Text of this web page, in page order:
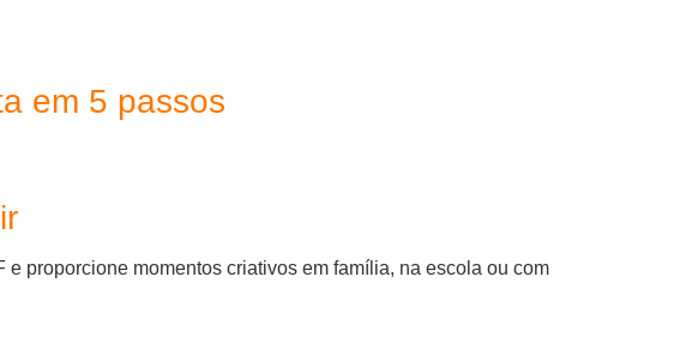
em 5 passos
proporcione momentos criativos em família, na escola ou com